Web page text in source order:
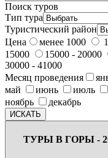
Поиск туров
Тип тура
Туристический район
Цена
менее 1000
15000
15000 - 20000
30000 - 41000
Месяц проведения
май
июнь июль
ноябрь
декабрь
ТУРЫ В ГОРЫ -